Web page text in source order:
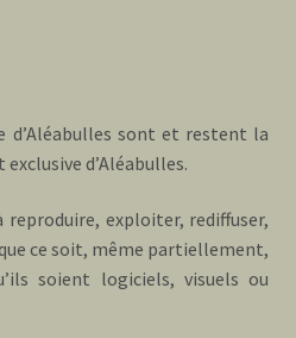
d’Aléabulles sont et restent la
d’Aléabulles.
reproduire, exploiter, rediffuser,
ce soit, même partiellement,
soient logiciels, visuels ou